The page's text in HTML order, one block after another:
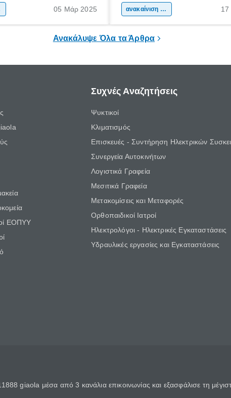
πρέπει να είναι ένας χώρος
05 Μάρ 2025
υπνοδωμάτιό σου. Και αυτό
ανακαίνιση σπιτιού 17
Ανακάλυψε Όλα τα Άρθρα
ΕΟΠΥΥ
Συχνές Αναζητήσεις
Ψυκτικοί
Κλιματισμός
Επισκευές - Συντήρηση Ηλεκτρικών
Συνεργεία Αυτοκινήτων
Λογιστικά Γραφεία
Μεσιτικά Γραφεία
Μετακομίσεις και Μεταφορές
Ορθοπαιδικοί Ιατροί
Ηλεκτρολόγοι - Ηλεκτρικές Εγκαταστάσεις
Υδραυλικές εργασίες και Εγκαταστάσεις
giaola μέσα από 3 κανάλια επικοινωνίας και εξασφάλισε τη